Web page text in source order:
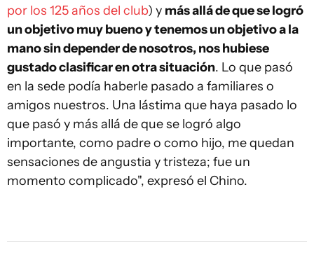
por los 125 años del club) y más allá de que se logró
un objetivo muy bueno y tenemos un objetivo a la
mano sin depender de nosotros, nos hubiese
gustado clasificar en otra situación. Lo que pasó
en la sede podía haberle pasado a familiares o
amigos nuestros. Una lástima que haya pasado lo
que pasó y más allá de que se logró algo
importante, como padre o como hijo, me quedan
sensaciones de angustia y tristeza; fue un
momento complicado", expresó el Chino.